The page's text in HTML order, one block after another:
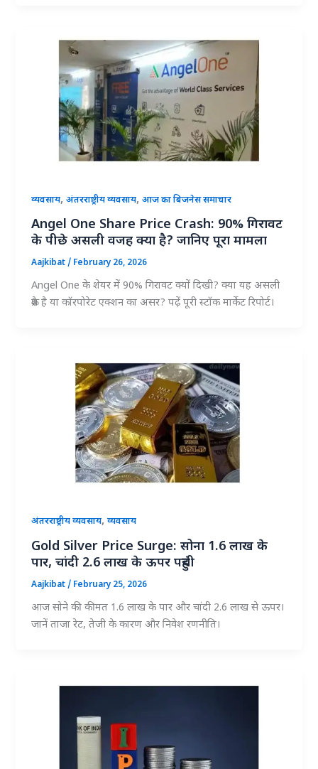
व्यवसाय,अंतरराष्ट्रीय व्यवसाय,आज का बिजनेस समाचार
Angel One Share Price Crash: 90% गिरावट
के पीछे असली वजह क्या है? जानिए पूरा मामला
Aajkibat/ February 26, 2026
Angel One के शेयर में 90% गिरावट क्यों दिखी? क्या यह असली
क्रैश है या कॉरपोरेट एक्शन का असर? पढ़ें पूरी स्टॉक मार्केट रिपोर्ट।
अंतरराष्ट्रीय व्यवसाय,व्यवसाय
Gold Silver Price Surge: सोना 1.6 लाख के
पार, चांदी 2.6 लाख के ऊपर पहुंची
Aajkibat/ February 25, 2026
आज सोने की कीमत 1.6 लाख के पार और चांदी 2.6 लाख से ऊपर।
जानें ताजा रेट, तेजी के कारण और निवेश रणनीति।